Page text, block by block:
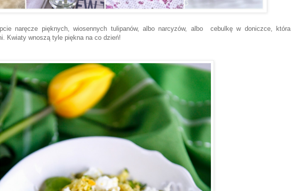
naręcze pięknych, wiosennych tulipanów, albo narcyzów, albo cebulkę w doniczce, która
Kwiaty wnoszą tyle piękna na co dzień!